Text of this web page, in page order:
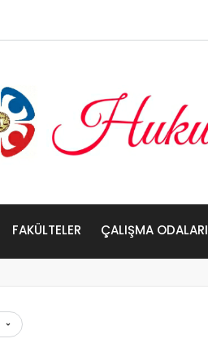
FAKÜLTELER ÇALIŞMA ODALARI